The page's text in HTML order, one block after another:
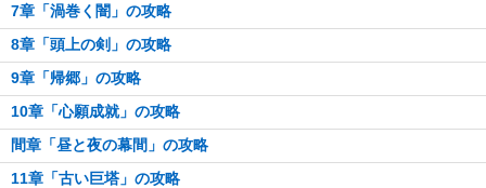
7章「渦巻く闇」の攻略
8章「頭上の剣」の攻略
9章「帰郷」の攻略
10章「心願成就」の攻略
間章「昼と夜の幕間」の攻略
11章「古い巨塔」の攻略